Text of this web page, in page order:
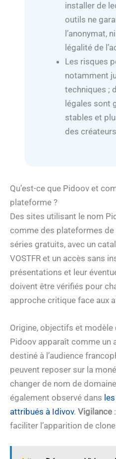
installer de
outils ne
l’anonymat,
légalité de
Les risques
notamment
techniques ;
légales sont
stables et
des
Qu’est-ce que Pidoov et
plateforme ?
Des sites utilisant le nom
comme des plateformes
séries gratuits, avec un
VOSTFR et un accès sans
présentations et leur
doivent être vérifiés pour
approche critique face aux
Origine, objectifs et modèle
Pidoov apparaît comme un
destiné à l’audience
peuvent reposer sur la
changer de nom de
également observé dans
attribués à Idivov. Vigilance
faciliter l’apparition de